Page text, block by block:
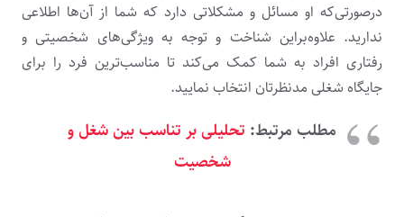
درصورتی‌که او مسائل و مشکلاتی دارد که شما از آن‌ها اطلاعی
ندارید. علاوه‌براین شناخت و توجه به ویژگی‌های شخصیتی و
رفتاری افراد به شما کمک می‌کند تا مناسب‌ترین فرد را برای
جایگاه شغلی مدنظرتان انتخاب نمایید.
مطلب مرتبط: تحلیلی بر تناسب بین شغل و
شخصیت